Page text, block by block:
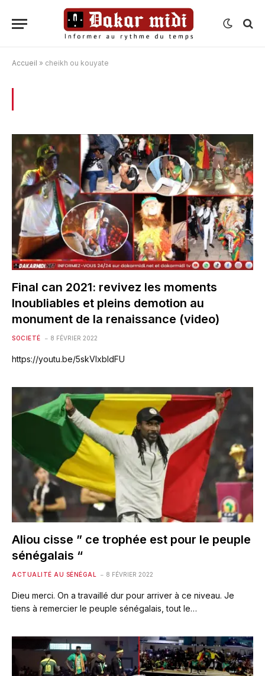
Accueil » cheikh ou kouyate
Final can 2021: revivez les moments
Inoubliables et pleins demotion au
monument de la renaissance (video)
SOCIETÉ 8 FÉVRIER 2022
https://youtu.be/5skVIxbldFU
Aliou cisse ” ce trophée est pour le peuple
sénégalais “
ACTUALITÉ AU SÉNÉGAL 8 FÉVRIER 2022
Dieu merci. On a travaillé dur pour arriver à ce niveau. Je
tiens à remercier le peuple sénégalais, tout le…